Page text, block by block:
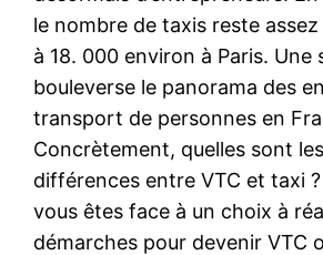
le nombre de taxis reste
à 18. 000 environ à Paris. Une
bouleverse le panorama des
transport de personnes en
Concrètement, quelles sont
différences entre VTC et taxi
vous êtes face à un choix à
démarches pour devenir VTC